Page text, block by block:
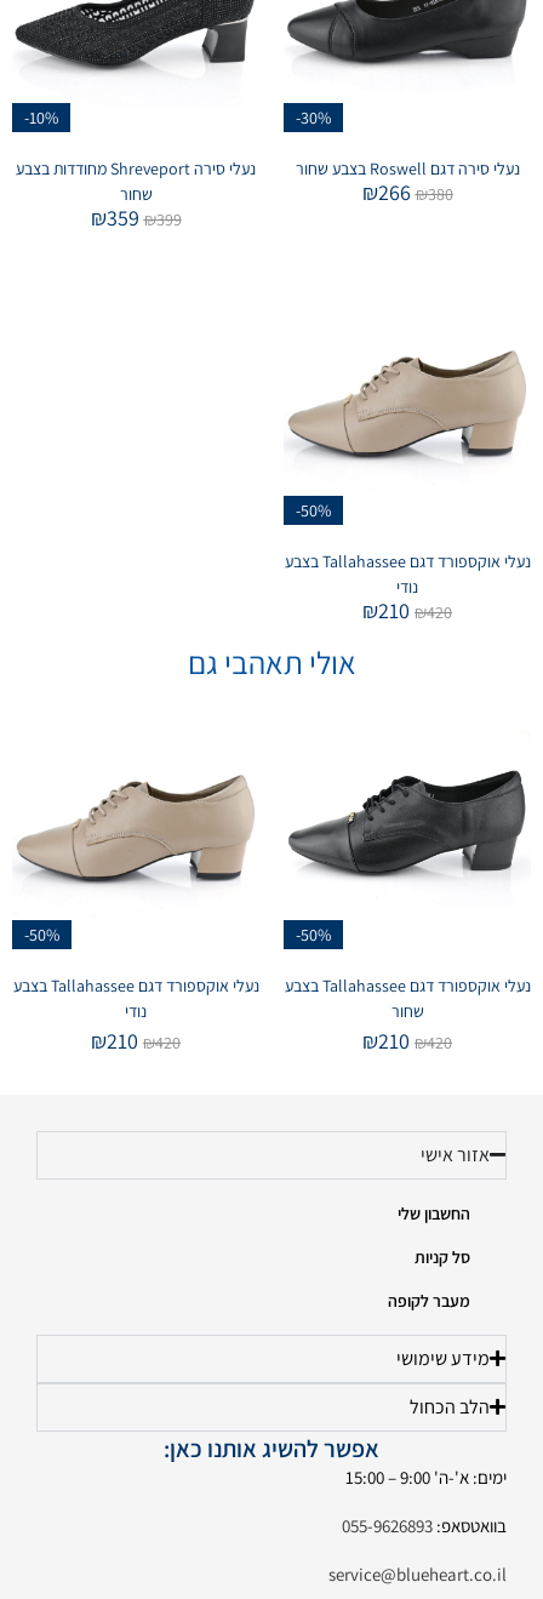
-30%
נעלי סירה דגם Roswell בצבע שחור
₪380
₪266
-10%
נעלי סירה Shreveport מחודדות בצבע
שחור
₪399
₪359
-50%
נעלי אוקספורד דגם Tallahassee בצבע
נודי
₪420
₪210
אולי תאהבי גם
-50%
נעלי אוקספורד דגם Tallahassee בצבע
שחור
₪420
₪210
-50%
נעלי אוקספורד דגם Tallahassee בצבע
נודי
₪420
₪210
אזור אישי
החשבון שלי
סל קניות
מעבר לקופה
מידע שימושי
הלב הכחול
אפשר להשיג אותנו כאן:
ימים: א'-ה' 9:00 – 15:00
בוואטסאפ: 055-9626893
service@blueheart.co.il